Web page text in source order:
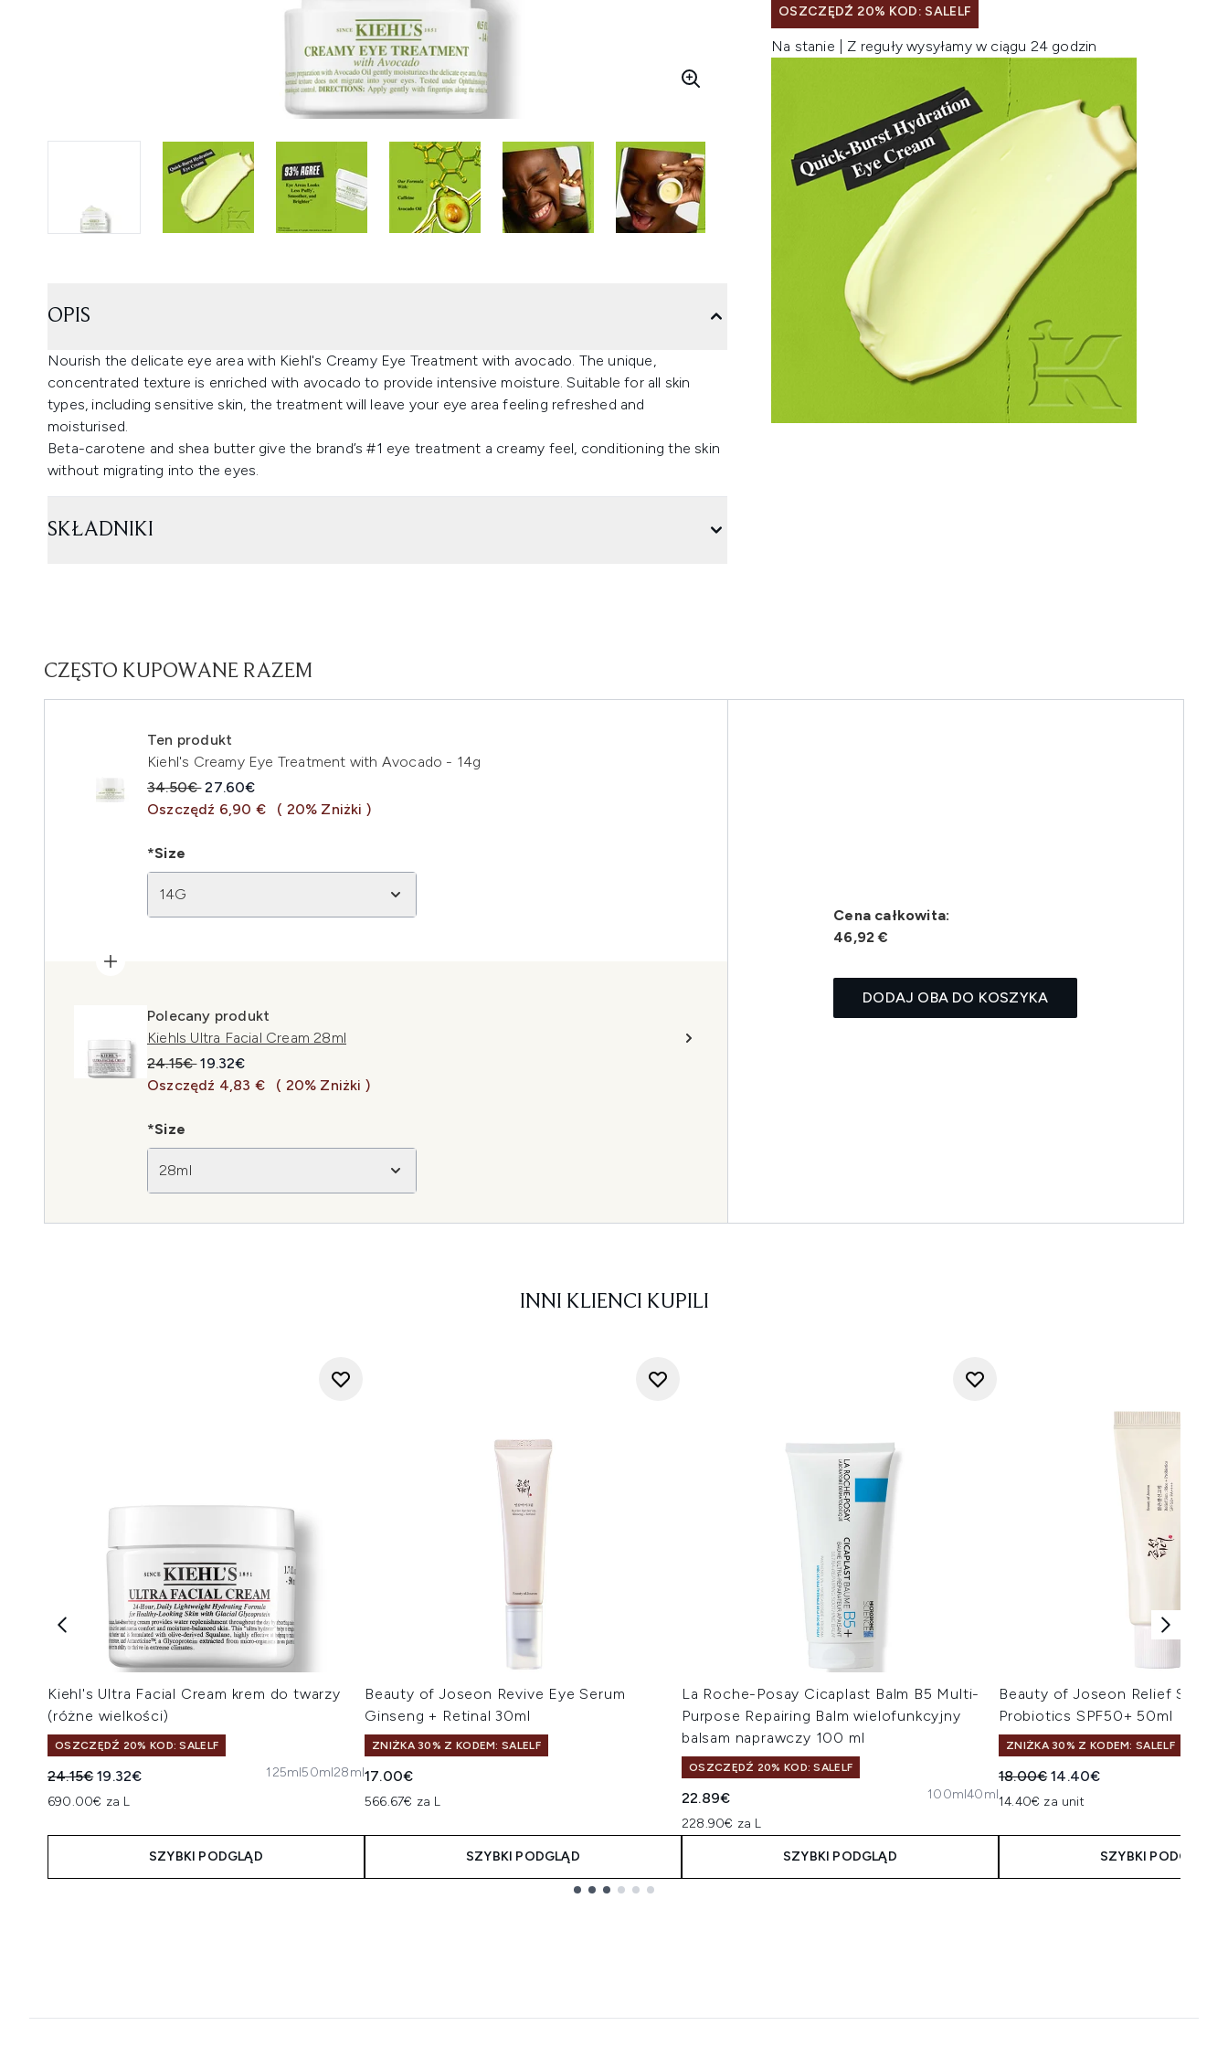
OSZCZĘDŹ 20% KOD: SALELF
Na stanie | Z reguły wysyłamy w ciągu 24 godzin
OPIS
Nourish the delicate eye area with Kiehl's Creamy Eye Treatment with avocado. The unique,
concentrated texture is enriched with avocado to provide intensive moisture. Suitable for all skin
types, including sensitive skin, the treatment will leave your eye area feeling refreshed and
moisturised.
Beta-carotene and shea butter give the brand’s #1 eye treatment a creamy feel, conditioning the skin
without migrating into the eyes.
SKŁADNIKI
CZĘSTO KUPOWANE RAZEM
Ten produkt
Kiehl's Creamy Eye Treatment with Avocado - 14g
Sugerowana cena detaliczna:
34.50€Aktualna cena:
27.60€
Oszczędź 6,90 €
( 20% Zniżki )
*Size
14G
Polecany produkt
Kiehls Ultra Facial Cream 28ml
Sugerowana cena detaliczna:
24.15€Aktualna cena:
19.32€
Oszczędź 4,83 €
( 20% Zniżki )
*Size
28ml
Cena całkowita:
46,92 €
DODAJ OBA DO KOSZYKA
INNI KLIENCI KUPILI
Kiehl's Ultra Facial Cream krem do twarzy
(różne wielkości)
OSZCZĘDŹ 20% KOD: SALELF
Sugerowana cena detaliczna:
24.15€Aktualna cena:
19.32€
690.00€ za L
125ml50ml28ml
SZYBKI PODGLĄD
Beauty of Joseon Revive Eye Serum
Ginseng + Retinal 30ml
ZNIŻKA 30% Z KODEM: SALELF
17.00€
566.67€ za L
SZYBKI PODGLĄD
La Roche-Posay Cicaplast Balm B5 Multi-
Purpose Repairing Balm wielofunkcyjny
balsam naprawczy 100 ml
OSZCZĘDŹ 20% KOD: SALELF
22.89€
228.90€ za L
100ml40ml
SZYBKI PODGLĄD
Beauty of Joseon Relief Sun
Probiotics SPF50+ 50ml
ZNIŻKA 30% Z KODEM: SALELF
Sugerowana cena detaliczna:
18.00€Aktualna cena:
14.40€
14.40€ za unit
SZYBKI PODGLĄD